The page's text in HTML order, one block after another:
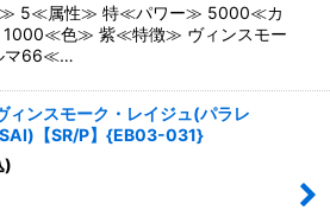
5≪属性≫ 特≪パワー≫ 5000≪カ
1000≪色≫ 紫≪特徴≫ ヴィンスモー
マ66≪…
ィンスモーク・レイジュ(パラレ
【SR/P】{EB03-031}
)